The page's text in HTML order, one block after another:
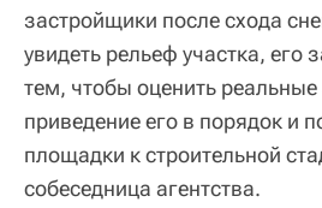
застройщики после схода
увидеть рельеф участка, его
тем, чтобы оценить
приведение его в порядок и
площадки к строительной
собеседница агентства.